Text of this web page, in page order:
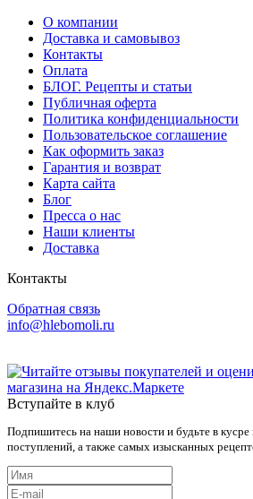
О компании
Доставка и самовывоз
Контакты
Оплата
БЛОГ. Рецепты и статьи
Публичная оферта
Политика конфиденциальности
Пользовательское соглашение
Как оформить заказ
Гарантия и возврат
Карта сайта
Блог
Пресса о нас
Наши клиенты
Доставка
Контакты
Обратная связь
info@hlebomoli.ru
Вступайте в клуб
Подпишитесь на наши новости и будьте в кусре
поступлений, а также самых изысканных